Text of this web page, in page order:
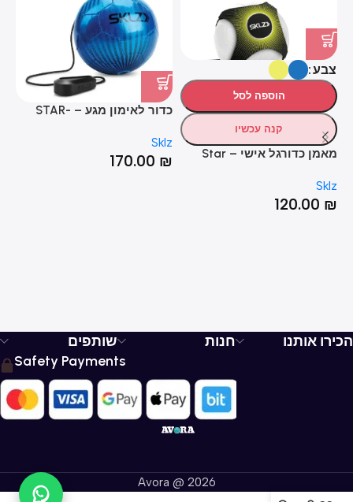
HOT
צבע
הוספה לסל
קנה עכשיו
מאמן כדורגל אישי – Star
Sklz
120.00 ₪
כדור לאימון מגע – STAR-
Sklz
170.00 ₪
הכירו אותנו חנות
שותפים
Safety Payments
Avora @ 2026